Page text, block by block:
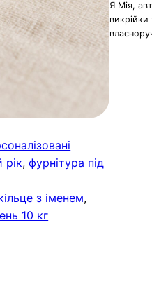
рік, фурнітура під
з іменем
10 кг
Я Мія,